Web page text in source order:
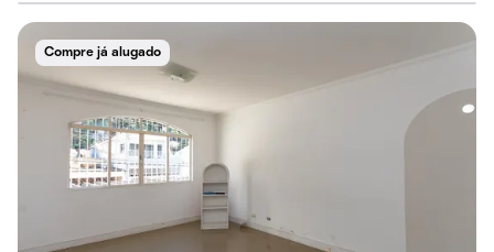
Compre já alugado